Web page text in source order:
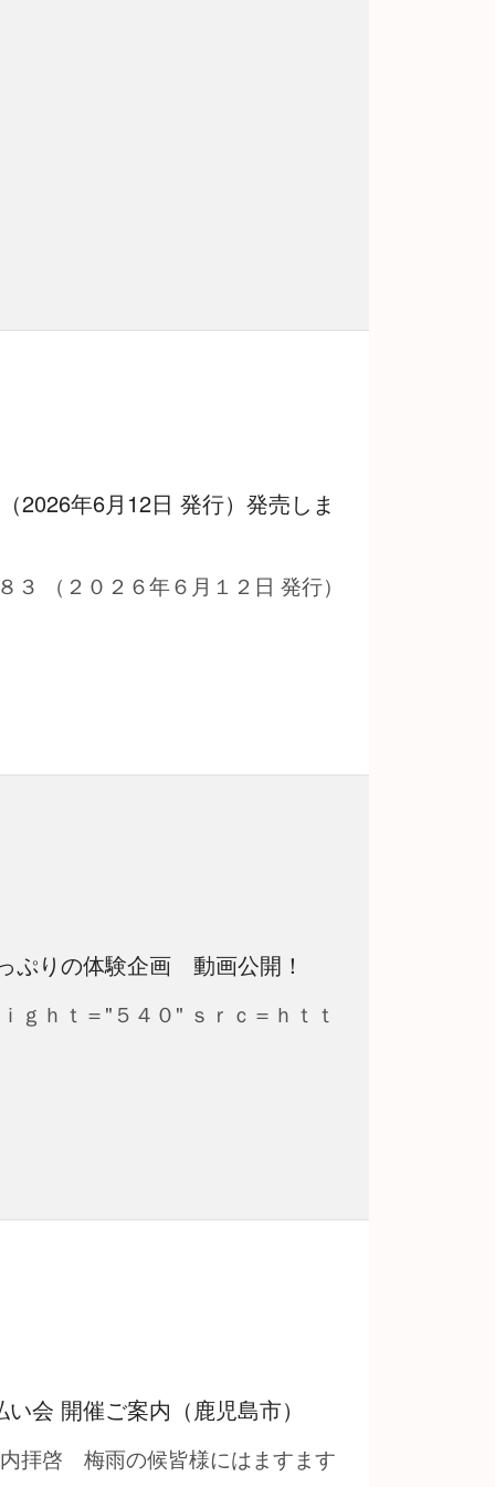
2026年6月12日 発行）発売しま
（２０２６年６月１２日 発行）
ぷりの体験企画 動画公開！
ｇｈｔ＝"５４０" ｓｒｃ＝ｈｔｔ
会 開催ご案内（鹿児島市）
拝啓 梅雨の候皆様にはますます